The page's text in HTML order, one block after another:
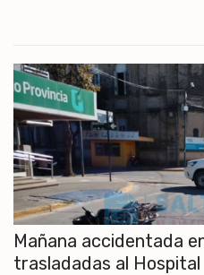
POLICIALES
DEPORTES
ESPECTÁCULOS
NACIONALES
REGIONALES
SOCIEDAD
SALUD
Mañana accidentada
trasladadas al Hospital